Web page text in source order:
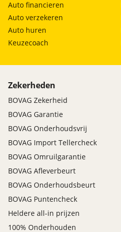
Auto financieren
Auto verzekeren
Auto huren
Keuzecoach
Zekerheden
BOVAG Zekerheid
BOVAG Garantie
BOVAG Onderhoudsvrij
BOVAG Import Tellercheck
BOVAG Omruilgarantie
BOVAG Afleverbeurt
BOVAG Onderhoudsbeurt
BOVAG Puntencheck
Heldere all-in prijzen
100% Onderhouden